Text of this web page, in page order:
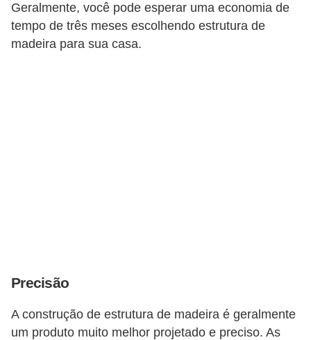
Geralmente, você pode esperar uma economia de
tempo de três meses escolhendo estrutura de
madeira para sua casa.
Precisão
A construção de estrutura de madeira é geralmente
um produto muito melhor projetado e preciso. As
d
o
m